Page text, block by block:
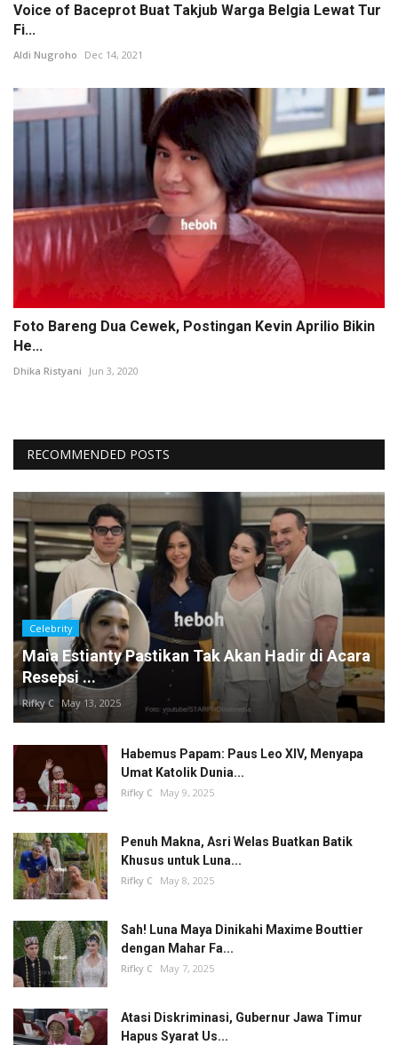
Voice of Baceprot Buat Takjub Warga Belgia Lewat Tur
Fi...
Aldi Nugroho Dec 14, 2021
Foto Bareng Dua Cewek, Postingan Kevin Aprilio Bikin
He...
Dhika Ristyani Jun 3, 2020
RECOMMENDED POSTS
Celebrity
Maia Estianty Pastikan Tak Akan Hadir di Acara
Resepsi ...
Rifky C May 13, 2025
Habemus Papam: Paus Leo XIV, Menyapa
Umat Katolik Dunia...
Rifky C May 9, 2025
Penuh Makna, Asri Welas Buatkan Batik
Khusus untuk Luna...
Rifky C May 8, 2025
Sah! Luna Maya Dinikahi Maxime Bouttier
dengan Mahar Fa...
Rifky C May 7, 2025
Atasi Diskriminasi, Gubernur Jawa Timur
Hapus Syarat Us...